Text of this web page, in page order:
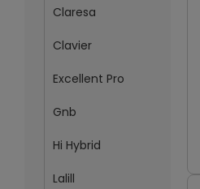
Claresa
Clavier
Excellent Pro
Gnb
Hi Hybrid
Lalill